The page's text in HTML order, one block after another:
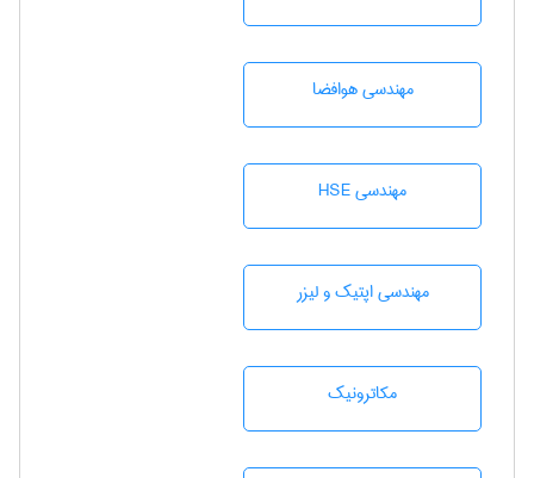
مهندسی هوافضا
مهندسی HSE
مهندسی اپتیک و لیزر
مکاترونیک